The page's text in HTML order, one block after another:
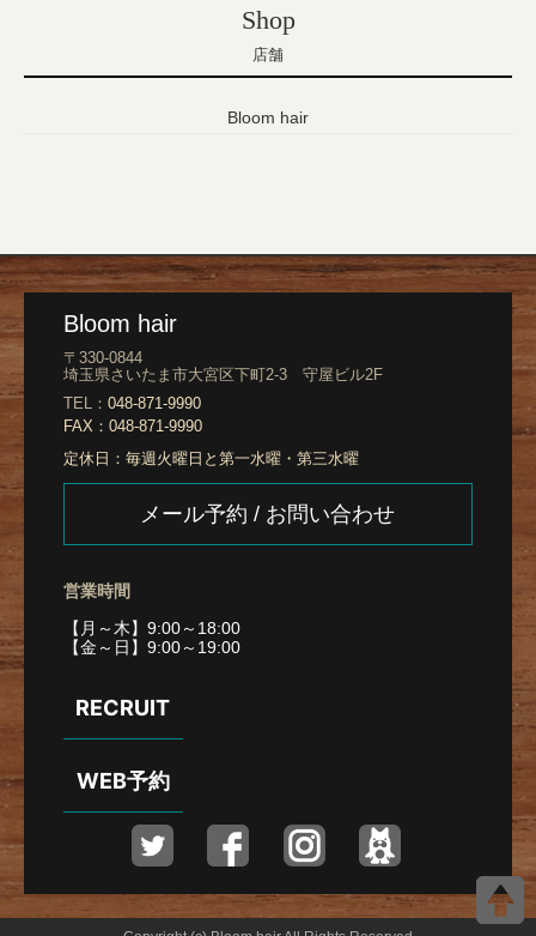
Shop
店舗
Bloom hair
Bloom hair
〒330-0844
埼玉県さいたま市大宮区下町2-3 守屋ビル2F
TEL： 048-871-9990
FAX： 048-871-9990
定休日： 毎週火曜日と第一水曜・第三水曜
メール予約 / お問い合わせ
営業時間
【月～木】9:00～18:00
【金～日】9:00～19:00
RECRUIT
WEB予約